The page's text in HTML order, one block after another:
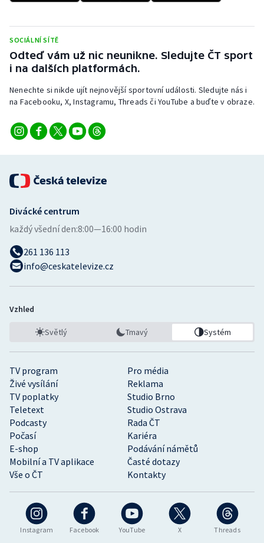
Triatlon
Vodní slalom
Volejbal
SOCIÁLNÍ SÍTĚ
Odteď vám už nic neunikne. Sledujte ČT sport
i na dalších platformách.
Nenechte si nikde ujít nejnovější sportovní události. Sledujte nás i
na Facebooku, X, Instagramu, Threads či YouTube a buďte v obraze.
Instagram Facebook YouTube X Threads
TV program
Pro média
Živé vysílání
Reklama
TV poplatky
Studio Brno
Teletext
Studio Ostrava
Podcasty
Rada ČT
Počasí
Kariéra
E-shop
Podávání námětů
Mobilní a TV aplikace
Časté dotazy
Vše o ČT
Kontakty
Divácké centrum
každý všední den:8:00—16:00 hodin
261 136 113
info@ceskatelevize.cz
Vzhled
Světlý Tmavý Systém